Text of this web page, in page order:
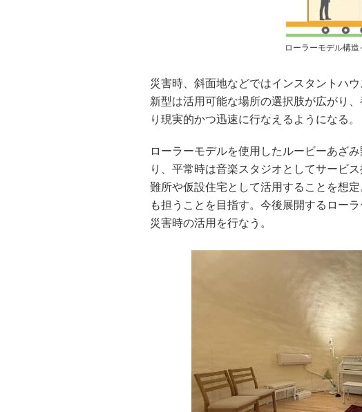
ローラーモデル構造
災害時、斜面地などではインスタントハ
新型は活用可能な場所の選択肢が広がり
り現実的かつ迅速に行なえるようになる。
ローラーモデルを使用したルービーあざ
り、平常時は音楽スタジオとしてサービ
難所や仮設住宅として活用することを想
も担うことを目指す。今後展開するロー
災害時の活用を行なう。